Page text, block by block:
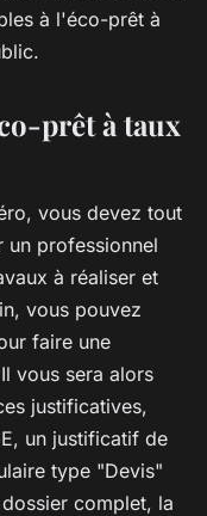
à l'éco-prêt à
prêt à taux
vous devez tout
professionnel
à réaliser et
vous pouvez
faire une
vous sera alors
justificatives,
un justificatif de
type "Devis"
complet, la